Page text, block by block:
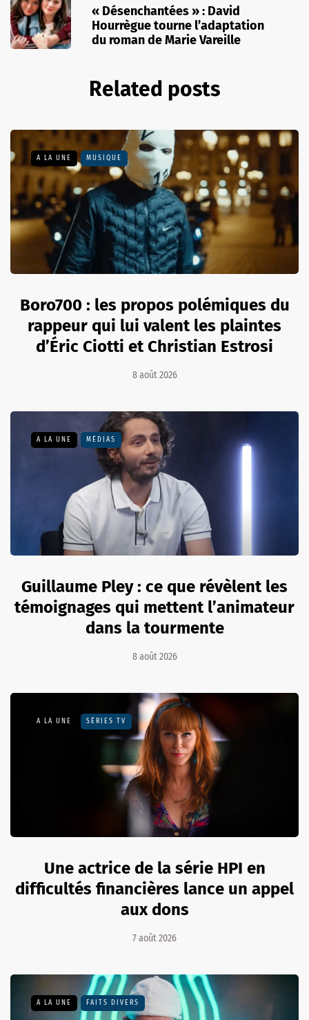
« Désenchantées » : David
Hourrègue tourne l’adaptation
du roman de Marie Vareille
Related posts
A LA UNE MUSIQUE
Boro700 : les propos polémiques du
rappeur qui lui valent les plaintes
d’Éric Ciotti et Christian Estrosi
8 août 2026
A LA UNE MÉDIAS
Guillaume Pley : ce que révèlent les
témoignages qui mettent l’animateur
dans la tourmente
8 août 2026
A LA UNE SÉRIES TV
Une actrice de la série HPI en
difficultés financières lance un appel
aux dons
7 août 2026
A LA UNE FAITS DIVERS